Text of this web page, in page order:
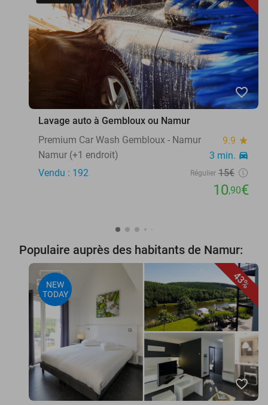
favorite_border
Lavage auto à Gembloux ou Namur
Premium Car Wash Gembloux - Namur
9.9 star
Namur (+1 endroit) 3 min. directions_car
Vendu : 192 Régulier 15€
10,90€
Populaire auprès des habitants de Namur:
43%
NEW
TODAY
favorite_border